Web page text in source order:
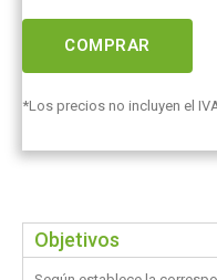
COMPRAR
*Los precios no incluyen el
Objetivos